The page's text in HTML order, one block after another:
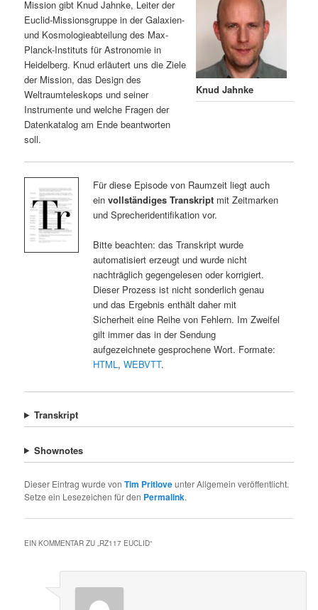
Knud Jahnke
Mission gibt Knud Jahnke, Leiter der
Euclid-Missionsgruppe in der Galaxien-
und Kosmologieabteilung des Max-
Planck-Instituts für Astronomie in
Heidelberg. Knud erläutert uns die Ziele
der Mission, das Design des
Weltraumteleskops und seiner
Instrumente und welche Fragen der
Datenkatalog am Ende beantworten
soll.
Für diese Episode von Raumzeit liegt auch
ein vollständiges Transkriptmit Zeitmarken
und Sprecheridentifikation vor.
Bitte beachten: das Transkript wurde
automatisiert erzeugt und wurde nicht
nachträglich gegengelesen oder korrigiert.
Dieser Prozess ist nicht sonderlich genau
und das Ergebnis enthält daher mit
Sicherheit eine Reihe von Fehlern. Im Zweifel
gilt immer das in der Sendung
aufgezeichnete gesprochene Wort. Formate:
HTML, WEBVTT.
Transkript
Shownotes
Dieser Eintrag wurde vonTim Pritloveunter Allgemein veröffentlicht.
Setze ein Lesezeichen für den Permalink.
EIN KOMMENTAR ZU „RZ117 EUCLID“